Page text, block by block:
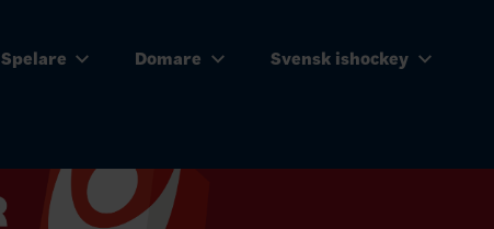
Spelare Domare Svensk ishockey